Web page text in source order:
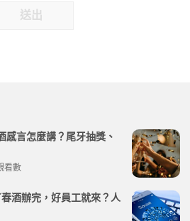
送出
感言怎麼講？尾牙抽獎、
看數
酒辦完，好員工就來？人